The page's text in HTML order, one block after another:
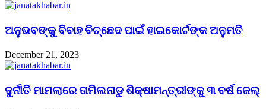
ଅନୁଭବଙ୍କୁ ବିବାହ ବିଚ୍ଛେଦ ପାଇଁ ହାଇକୋର୍ଟଙ୍କ ଅନୁମତି
December 21, 2023
ଦୁର୍ନୀତି ମାମଲାରେ ତାମିଲନାଡୁ ଶିକ୍ଷାମନ୍ତ୍ରୀଙ୍କୁ ୩ ବର୍ଷ ଜେଲ୍‌